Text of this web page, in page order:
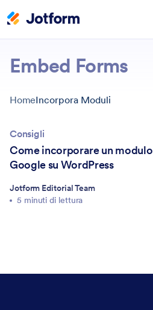
Embed Forms
HomeIncorpora Moduli
Consigli
Come incorporare un modulo
Google su WordPress
Jotform Editorial Team
5 minuti di lettura